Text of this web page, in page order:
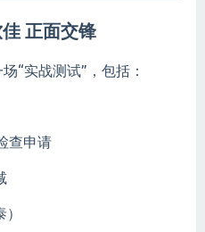
正面交锋
“实战测试”，包括：
查申请